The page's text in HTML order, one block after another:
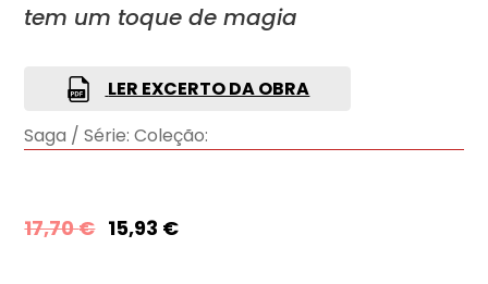
tem um toque de magia
LER EXCERTO DA OBRA
Saga / Série: Coleção:
17,70€ 15,93 €